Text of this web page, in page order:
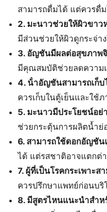
สามารถดื่มได้ แต่ควรดื่
2. มะนาวช่วยให้ผิวขาว
มีส่วนช่วยให้ผิวดูกระจ่า
3. อัญชันมีผลต่อสุขภาพ
มีคุณสมบัติช่วยลดความ
4. น้ําอัญชันสามารถเก็
ควรเก็บในตู้เย็นและใช้
5. มะนาวมีประโยชน์อย่
ช่วยกระตุ้นการผลิตน้ำย่
6. สามารถใช้ดอกอัญชัน
ได้ แต่รสชาติอาจแตกต่
7. ผู้ที่เป็นโรคกระเพาะ
ควรปรึกษาแพทย์ก่อนบริ
8. มีสูตรไหนแนะนำสำ